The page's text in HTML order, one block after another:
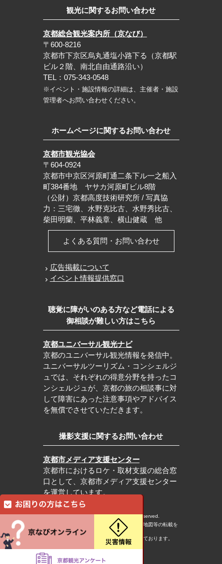
観光に関するお問い合わせ
京都総合観光案内所（京なび）
〒600-8216
京都市下京区烏丸通塩小路下る（京都駅
ビル２階、南北自由通路沿い）
TEL：075-343-0548
※イベント・施設情報の詳細は、主催者・施設
管理者へお問い合わせください。
ホームページに関するお問い合わせ
京都市観光協会
〒604-0924
京都市中京区河原町通二条下ル一之船入
町384番地 ヤサカ河原町ビル8階
（公財）京都高度技術研究所 / 写真協
力：三宅徹、水野克比古、水野秀比古、
柴田明蘭、平林義章、横山健蔵 他
よくある質問・お問い合わせ
広告掲載について
イベント情報提供窓口
聴覚に障がいのある方など電話による
御相談が難しい方はこちら
京都ユニバーサル観光ナビ
京都のユニバーサル観光情報を発信中。
ユニバーサルツーリズム・コンシェルジ
ュでは、それぞれの得意分野を持ったコ
ンシェルジュが、京都の旅の相談事に対
して障害にあった注意事項やアドバイス
を無償でさせていただきます。
撮影支援に関するお問い合わせ
京都市メディア支援センター
京都市におけるロケ・取材支援の総合窓
口として、京都市メディア支援センター
を運営しています。
c Kyoto City Tourism Association All rights reserved.
※本ホームページの内容・写真・イラスト・地図等の転載を
固くお断りします。
※本ホームページの運営は宿泊税を活用しております。